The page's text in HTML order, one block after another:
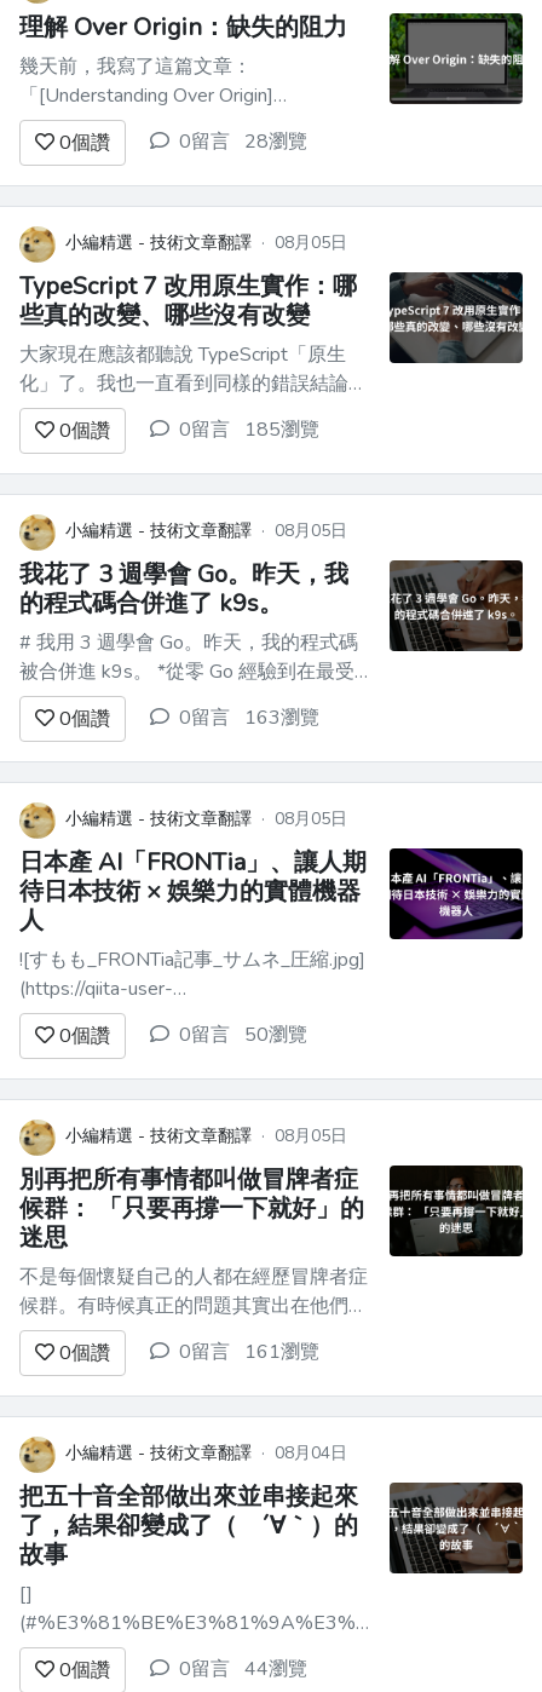
理解 Over Origin：缺失的阻力
幾天前，我寫了這篇文章：
「[Understanding Over Origin]
(https://dev.to/adamthedeveloper/understanding-
over-origin-4685)」，它得到了很多互
動，我真的很高興，因為這代表大家花時
間閱讀、理解我的觀點，而我也能在留言
裡...
0個讚 0留言 28瀏覽
小編精選 - 技術文章翻譯 · 08月05日
TypeScript 7 改用原生實作：哪
些真的改變、哪些沒有改變
大家現在應該都聽說 TypeScript「原生
化」了。我也一直看到同樣的錯誤結論：
TypeScript 現在好像可以不經編譯直接執
行、build 步驟消失了、你的 `.ts` 檔可以
直接跑。 這些都沒有發生。你的瀏覽器
還是不能直接執行 TypeScript，Node 也
還是不能對它做型別檢查。真正...
0個讚 0留言 185瀏覽
小編精選 - 技術文章翻譯 · 08月05日
我花了 3 週學會 Go。昨天，我
的程式碼合併進了 k9s。
# 我用 3 週學會 Go。昨天，我的程式碼
被合併進 k9s。 *從零 Go 經驗到在最受
歡迎的 Kubernetes 終端機 UI 中合併 PR
—— 我如何誤讀 HTTP/1.1 升級、弄壞自
己的測試套件，以及學到在 Kubernetes
1.31 改變底層規則時，`create` 和 `ge...
0個讚 0留言 163瀏覽
小編精選 - 技術文章翻譯 · 08月05日
日本產 AI「FRONTia」、讓人期
待日本技術 × 娛樂力的實體機器
人
![すもも_FRONTia記事_サムネ_圧縮.jpg]
(https://qiita-user-
contents.imgix.net/https%3A%2F%2Fqiita-
image-store.s3.ap-northeast-
1.amazonaws.com%2F0%2F4138952%2Faffb...
0個讚 0留言 50瀏覽
小編精選 - 技術文章翻譯 · 08月05日
別再把所有事情都叫做冒牌者症
候群： 「只要再撐一下就好」的
迷思
不是每個懷疑自己的人都在經歷冒牌者症
候群。有時候真正的問題其實出在他們選
擇的策略上，而這正是學會分辨兩者差異
如此重要的原因。 我在 DEV 上讀了很多
關於倦怠、冒牌者症候群，以及類似主題
的文章。我想分享一下自己的觀點，因為
我總覺得，有些常常講得很有自信的建
議，其實可能弊大於利。症狀可能是真
的，但診...
0個讚 0留言 161瀏覽
小編精選 - 技術文章翻譯 · 08月04日
把五十音全部做出來並串接起來
了，結果卻變成了（ ´∀｀）的
故事
[]
先來聽這個 -----------------------------
--... 0個讚 0留言 44瀏覽